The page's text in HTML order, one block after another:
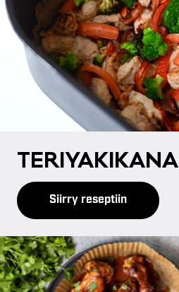
TE­RI­YA­KI­KA­NA
Siirry reseptiin